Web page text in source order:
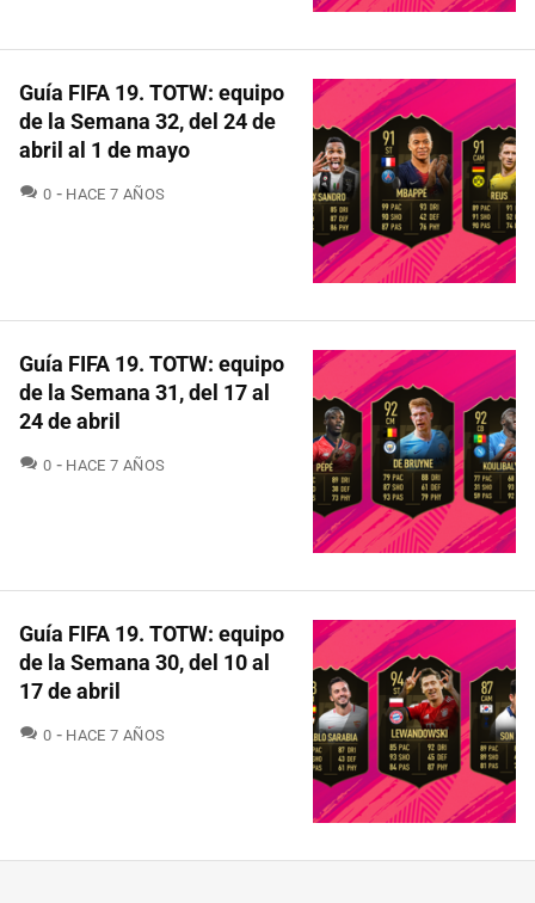
Guía FIFA 19. TOTW: equipo
de la Semana 32, del 24 de
abril al 1 de mayo
0 COMENTARIOS
HACE 7 AÑOS
Guía FIFA 19. TOTW: equipo
de la Semana 31, del 17 al
24 de abril
0 COMENTARIOS
HACE 7 AÑOS
Guía FIFA 19. TOTW: equipo
de la Semana 30, del 10 al
17 de abril
0 COMENTARIOS
HACE 7 AÑOS